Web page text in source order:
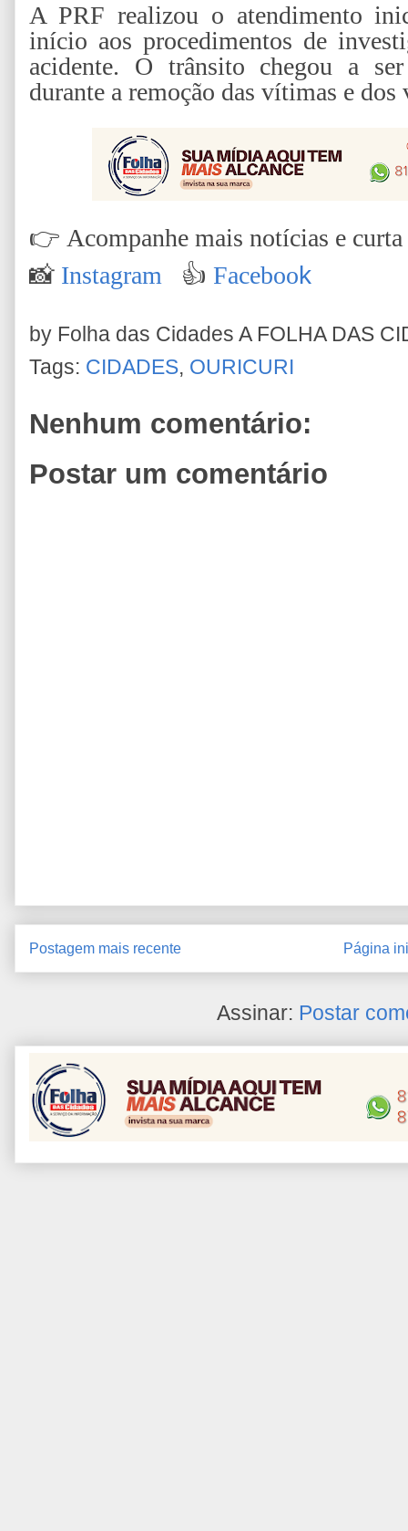
A PRF realizou o atendimento
início aos procedimentos de
acidente. O trânsito chegou a
durante a remoção das vítimas e
👉 Acompanhe mais notícias e curta
📸 Instagram 👍 Facebook
by Folha das Cidades A FOLHA DAS
Tags: CIDADES, OURICURI
Nenhum comentário:
Postar um comentário
Postagem mais recente Página
Assinar: Postar